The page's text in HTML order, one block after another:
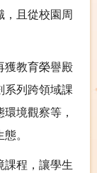
，且從校園周
獲教育榮譽殿
系列跨領域課
境觀察等，
。
課程，讓學生